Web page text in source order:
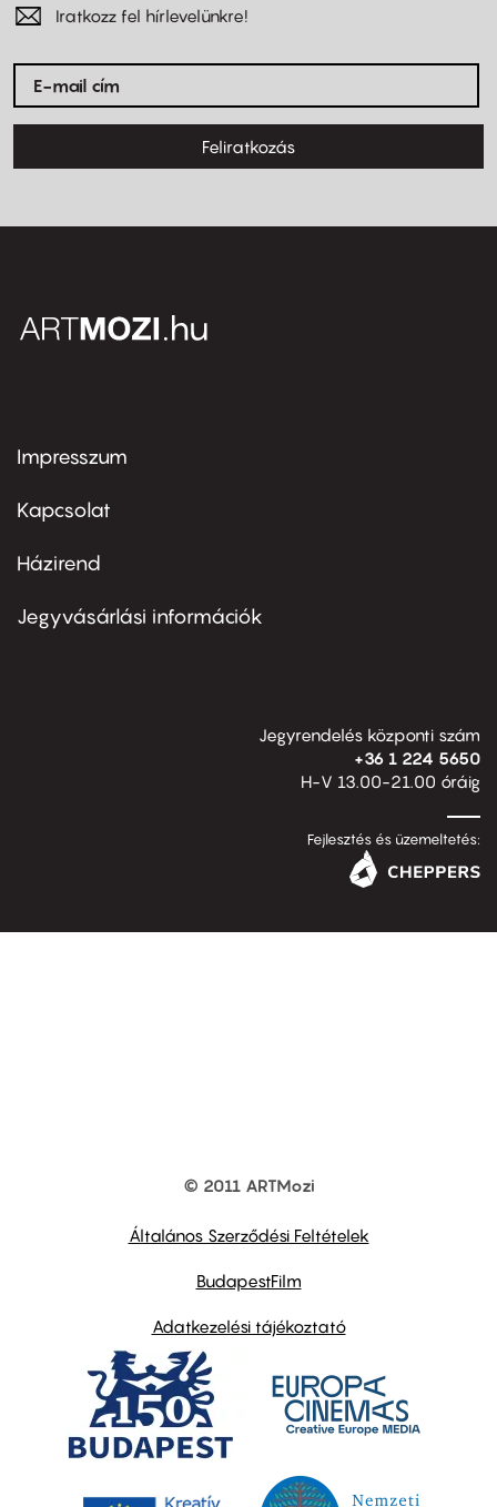
Iratkozz fel hírlevelünkre!
Feliratkozás
Footer
first
Impresszum
Kapcsolat
Footer
second
Házirend
Jegyvásárlási információk
Jegyrendelés központi szám
+36 1 224 5650
H-V 13.00-21.00 óráig
Fejlesztés és üzemeltetés:
© 2011 ARTMozi
Általános Szerződési Feltételek
BudapestFilm
Adatkezelési tájékoztató